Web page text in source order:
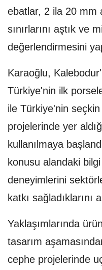
ebatlar, 2 ila 20 mm
sınırlarını aştık ve
değerlendirmesini
Karaoğlu,
Türkiye'nin ilk
ile Türkiye'nin
projelerinde yer
kullanılmaya
konusu alandaki
deneyimlerini
katkı sağladıklarını
Yaklaşımlarında
tasarım
cephe projelerinde